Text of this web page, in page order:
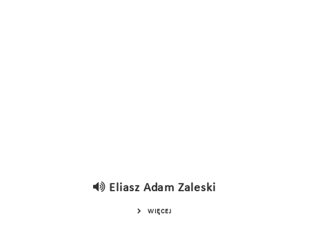
Eliasz Adam Zaleski
WIĘCEJ